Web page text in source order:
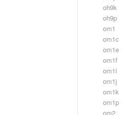
oh9k
oh9p
om1
om1c
om1e
om1f
om1i
om1j
om1k
om1p
om2